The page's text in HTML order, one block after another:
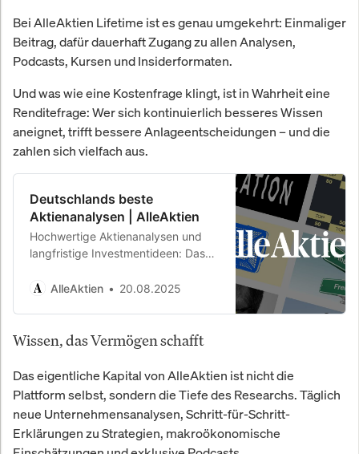
Bei AlleAktien Lifetime ist es genau umgekehrt: Einmaliger
Beitrag, dafür dauerhaft Zugang zu allen Analysen,
Podcasts, Kursen und Insiderformaten.
Und was wie eine Kostenfrage klingt, ist in Wahrheit eine
Renditefrage: Wer sich kontinuierlich besseres Wissen
aneignet, trifft bessere Anlageentscheidungen – und die
zahlen sich vielfach aus.
Deutschlands beste
Aktienanalysen | AlleAktien
Hochwertige Aktienanalysen und
langfristige Investmentideen: Das
fundiert analysieren wir
AlleAktien 20.08.2025
Wissen, das Vermögen schafft
Das eigentliche Kapital von AlleAktien ist nicht die
Plattform selbst, sondern die Tiefe des Researchs. Täglich
neue Unternehmensanalysen, Schritt-für-Schritt-
Erklärungen zu Strategien, makroökonomische